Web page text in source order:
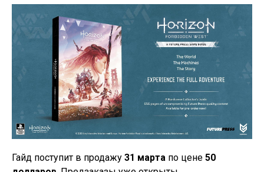
Гайд поступит в продажу 31 марта по цене 50